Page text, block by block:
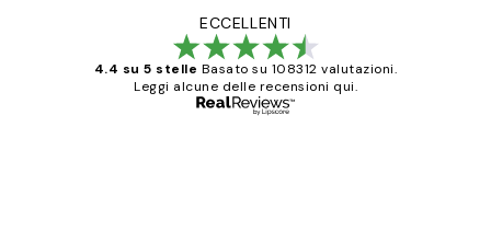
ECCELLENTI
4.4 su 5 stelle Basato su 108312 valutazioni.
Leggi alcune delle recensioni qui.